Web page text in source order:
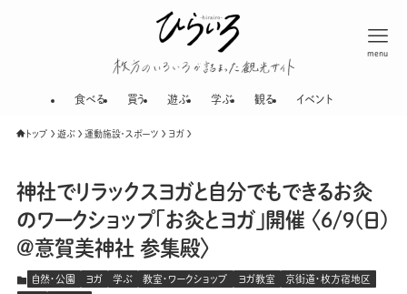
menu
食べる 買う 遊ぶ 学ぶ 観る イベント
トップ 遊ぶ 運動施設・スポーツ ヨガ
神社でリラックスヨガと自分でもできるお灸
のワークショップ「お灸とヨガ」開催 〈6/9(日)
@意賀美神社 参集殿〉
自然・公園 ヨガ 学ぶ 教室・ワークショップ ヨガ教室 京街道・枚方宿地区